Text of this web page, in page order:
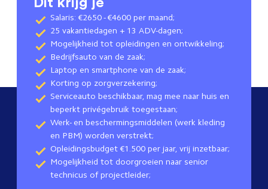
Salaris: €2650 - €4600 per maand;
25 vakantiedagen + 13 ADV-dagen;
Mogelijkheid tot opleidingen en ontwikkeling;
Bedrijfsauto van de zaak;
Laptop en smartphone van de zaak;
Korting op zorgverzekering;
Serviceauto beschikbaar, mag mee naar huis en
beperkt privégebruik toegestaan;
Werk- en beschermingsmiddelen (werk kleding
en PBM) worden verstrekt;
Opleidingsbudget €1.500 per jaar, vrij inzetbaar;
Mogelijkheid tot doorgroeien naar senior
technicus of projectleider;